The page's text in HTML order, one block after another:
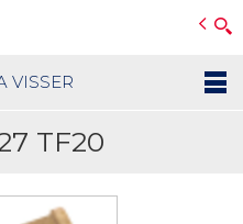
VISSER
TF20